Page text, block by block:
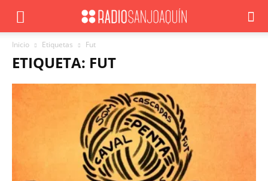
Inicio Etiquetas Fut
ETIQUETA: FUT